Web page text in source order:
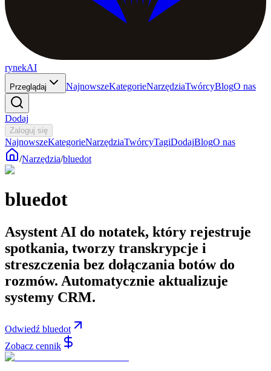
rynekAI
Przeglądaj NajnowszeKategorieNarzędziaTwórcyBlogO nas
Dodaj
Zaloguj się
NajnowszeKategorieNarzędziaTwórcyTagiDodajBlogO nas
/Narzędzia/bluedot
bluedot
Asystent AI do notatek, który rejestruje
spotkania, tworzy transkrypcje i
streszczenia bez dołączania botów do
rozmów. Automatycznie aktualizuje
systemy CRM.
Odwiedź bluedot
Zobacz cennik